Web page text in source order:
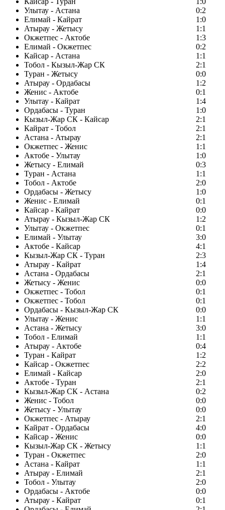
Улытау - Астана
0:2
Елимай - Кайрат
1:0
Атырау - Жетысу
1:1
Окжетпес - Актобе
1:3
Елимай - Окжетпес
0:2
Кайсар - Астана
1:1
Тобол - Кызыл-Жар СК
2:1
Туран - Жетысу
0:0
Атырау - Ордабасы
1:2
Женис - Актобе
0:1
Улытау - Кайрат
1:4
Ордабасы - Туран
1:0
Кызыл-Жар СК - Кайсар
2:1
Кайрат - Тобол
2:1
Астана - Атырау
2:1
Окжетпес - Женис
1:1
Актобе - Улытау
1:0
Жетысу - Елимай
0:3
Туран - Астана
1:1
Тобол - Актобе
2:0
Ордабасы - Жетысу
1:0
Женис - Елимай
0:1
Кайсар - Кайрат
0:0
Атырау - Кызыл-Жар СК
1:2
Улытау - Окжетпес
0:1
Елимай - Улытау
3:0
Актобе - Кайсар
4:1
Кызыл-Жар СК - Туран
2:3
Атырау - Кайрат
1:4
Астана - Ордабасы
2:1
Жетысу - Женис
0:0
Окжетпес - Тобол
0:1
Окжетпес - Тобол
0:1
Ордабасы - Кызыл-Жар СК
0:0
Улытау - Женис
1:1
Астана - Жетысу
3:0
Тобол - Елимай
1:1
Атырау - Актобе
0:4
Туран - Кайрат
1:2
Кайсар - Окжетпес
2:2
Елимай - Кайсар
2:0
Актобе - Туран
2:1
Кызыл-Жар СК - Астана
0:2
Женис - Тобол
0:0
Жетысу - Улытау
0:0
Окжетпес - Атырау
2:1
Кайрат - Ордабасы
4:0
Кайсар - Женис
0:0
Кызыл-Жар СК - Жетысу
1:1
Туран - Окжетпес
2:0
Астана - Кайрат
1:1
Атырау - Елимай
2:1
Тобол - Улытау
2:0
Ордабасы - Актобе
0:0
Атырау - Кайрат
0:1